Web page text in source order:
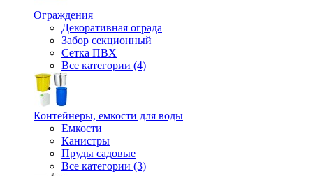
Ограждения
Декоративная ограда
Забор секционный
Сетка ПВХ
Все категории (4)
Контейнеры, емкости для воды
Емкости
Канистры
Пруды садовые
Все категории (3)